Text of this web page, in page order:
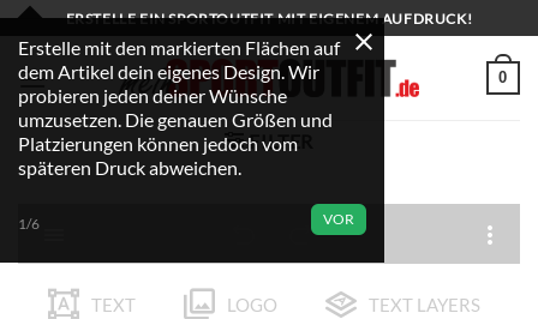
Zum
Inhalt
springen
ERSTELLE EIN SPORTOUTFIT MIT EIGENEM AUFDRUCK!
0
FILTER
TEXT LOGO TEXT LAYERS
Erstelle mit den markierten Flächen auf
dem Artikel dein eigenes Design. Wir
probieren jeden deiner Wünsche
umzusetzen. Die genauen Größen und
Platzierungen können jedoch vom
späteren Druck abweichen.
VOR
1/6